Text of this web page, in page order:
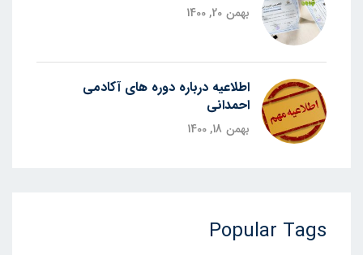
بهمن 20, 1400
اطلاعیه درباره دوره های آکادمی
احمدانی
بهمن 18, 1400
Popular Tags